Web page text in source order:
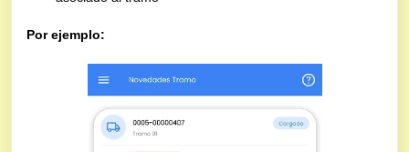
Por ejemplo: